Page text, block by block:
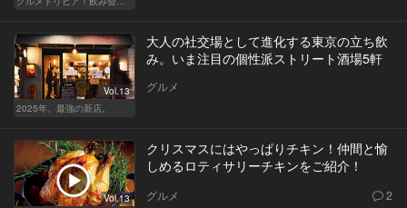
Vol.13
2025年、最強の新店。
大人の社交場として進化する東京の立ち飲
み。いま注目の個性派ストリート酒場5軒
グルメ
Vol.13
クリスマスにはやっぱりチキン！仲間と愉
しめるロティサリーチキンをご紹介！
グルメ 2